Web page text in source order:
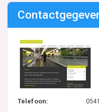
Telefoon: